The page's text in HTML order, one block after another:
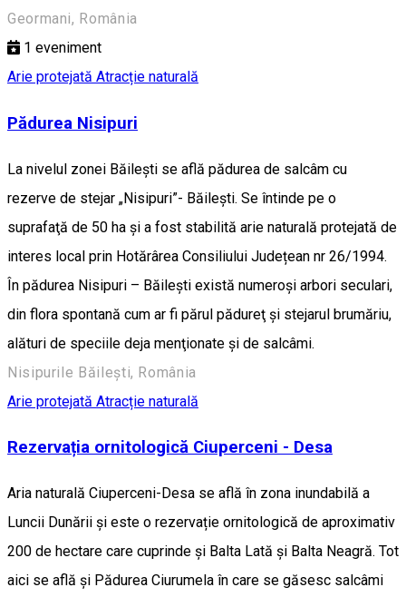
Geormani, România
1 eveniment
Arie protejată Atracție naturală
Pădurea Nisipuri
La nivelul zonei Băileşti se află pădurea de salcâm cu
rezerve de stejar „Nisipuri”- Băileşti. Se întinde pe o
suprafaţă de 50 ha și a fost stabilită arie naturală protejată de
interes local prin Hotărârea Consiliului Județean nr 26/1994.
În pădurea Nisipuri – Băileşti există numeroşi arbori seculari,
din flora spontană cum ar fi părul pădureţ şi stejarul brumăriu,
alături de speciile deja menţionate şi de salcâmi.
Nisipurile Băilești, România
Arie protejată Atracție naturală
Rezervația ornitologică Ciuperceni - Desa
Aria naturală Ciuperceni-Desa se află în zona inundabilă a
Luncii Dunării și este o rezervație ornitologică de aproximativ
200 de hectare care cuprinde și Balta Lată și Balta Neagră. Tot
aici se află și Pădurea Ciurumela în care se găsesc salcâmi